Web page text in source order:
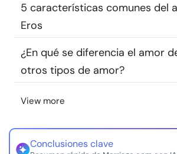
Encuentra un terapeuta
nosotros
© Copyright 2026. Todos los
5 características comunes del
Eros
¿En qué se diferencia el amor
otros tipos de amor?
View more
Conclusiones clave